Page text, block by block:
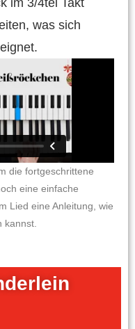
im 3/4tel Takt
was sich
die fortgeschrittene
eine einfache
Lied eine Anleitung, wie
kannst.